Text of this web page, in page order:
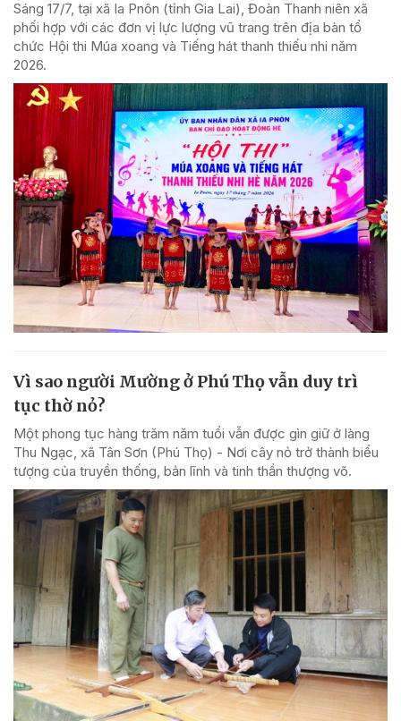
Sáng 17/7, tại xã Ia Pnôn (tỉnh Gia Lai), Đoàn Thanh niên xã
phối hợp với các đơn vị lực lượng vũ trang trên địa bàn tổ
chức Hội thi Múa xoang và Tiếng hát thanh thiếu nhi năm
2026.
Vì sao người Mường ở Phú Thọ vẫn duy trì
tục thờ nỏ?
Một phong tục hàng trăm năm tuổi vẫn được gìn giữ ở làng
Thu Ngạc, xã Tân Sơn (Phú Thọ) - Nơi cây nỏ trở thành biểu
tượng của truyền thống, bản lĩnh và tinh thần thượng võ.